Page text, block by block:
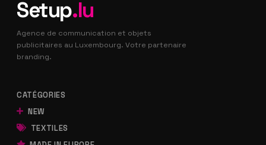
Setup.lu
Agence de communication et objets
publicitaires au Luxembourg. Votre partenaire
branding.
CATÉGORIES
NEW
TEXTILES